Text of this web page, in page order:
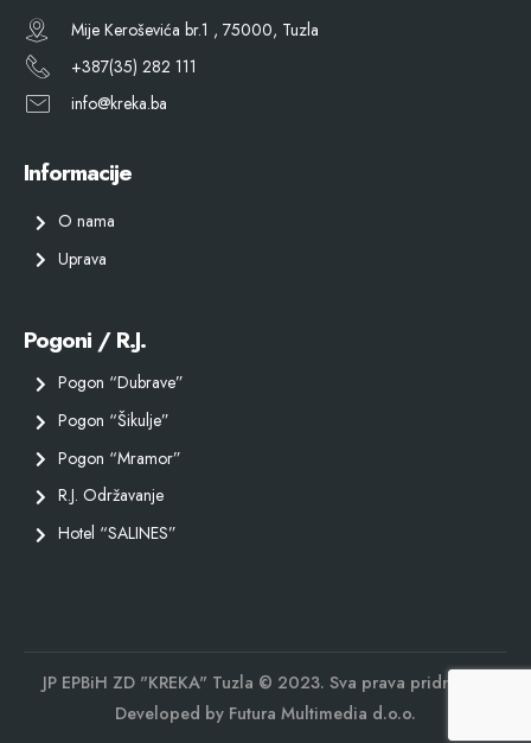
Mije Keroševića br.1 , 75000, Tuzla
+387(35) 282 111
info@kreka.ba
Informacije
O nama
Uprava
Pogoni / R.J.
Pogon “Dubrave”
Pogon “Šikulje”
Pogon “Mramor”
R.J. Održavanje
Hotel “SALINES”
JP EPBiH ZD "KREKA" Tuzla © 2023. Sva prava pridržana.
Developed by Futura Multimedia d.o.o.